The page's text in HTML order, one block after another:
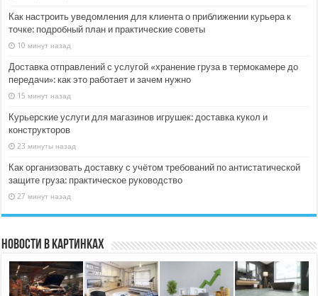
Как настроить уведомления для клиента о приближении курьера к
точке: подробный план и практические советы
10 минут назад
Доставка отправлений с услугой «хранение груза в термокамере до
передачи»: как это работает и зачем нужно
15 минут назад
Курьерские услуги для магазинов игрушек: доставка кукол и
конструкторов
23 минуты назад
Как организовать доставку с учётом требований по антистатической
защите груза: практическое руководство
27 минут назад
Новости в картинках